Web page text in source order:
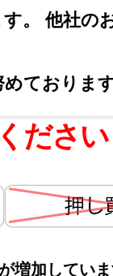
。 他社の
ております
ださい
増加していま